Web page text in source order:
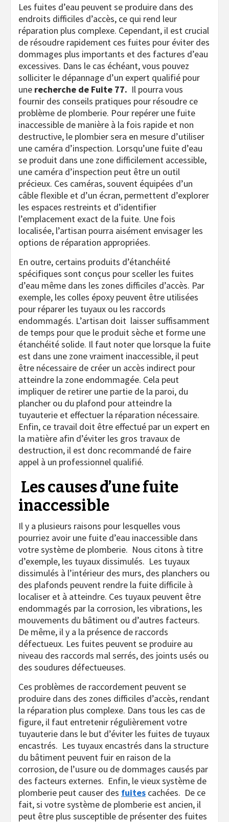
Les fuites d’eau peuvent se produire dans des
endroits difficiles d’accès, ce qui rend leur
réparation plus complexe. Cependant, il est crucial
de résoudre rapidement ces fuites pour éviter des
dommages plus importants et des factures d’eau
excessives. Dans le cas échéant, vous pouvez
solliciter le dépannage d’un expert qualifié pour
une recherche de Fuite 77. Il pourra vous
fournir des conseils pratiques pour résoudre ce
problème de plomberie. Pour repérer une fuite
inaccessible de manière à la fois rapide et non
destructive, le plombier sera en mesure d’utiliser
une caméra d’inspection. Lorsqu’une fuite d’eau
se produit dans une zone difficilement accessible,
une caméra d’inspection peut être un outil
précieux. Ces caméras, souvent équipées d’un
câble flexible et d’un écran, permettent d’explorer
les espaces restreints et d’identifier
l’emplacement exact de la fuite. Une fois
localisée, l’artisan pourra aisément envisager les
options de réparation appropriées.
En outre, certains produits d’étanchéité
spécifiques sont conçus pour sceller les fuites
d’eau même dans les zones difficiles d’accès. Par
exemple, les colles époxy peuvent être utilisées
pour réparer les tuyaux ou les raccords
endommagés. L’artisan doit laisser suffisamment
de temps pour que le produit sèche et forme une
étanchéité solide. Il faut noter que lorsque la fuite
est dans une zone vraiment inaccessible, il peut
être nécessaire de créer un accès indirect pour
atteindre la zone endommagée. Cela peut
impliquer de retirer une partie de la paroi, du
plancher ou du plafond pour atteindre la
tuyauterie et effectuer la réparation nécessaire.
Enfin, ce travail doit être effectué par un expert en
la matière afin d’éviter les gros travaux de
destruction, il est donc recommandé de faire
appel à un professionnel qualifié.
Les causes d’une fuite
inaccessible
Il y a plusieurs raisons pour lesquelles vous
pourriez avoir une fuite d’eau inaccessible dans
votre système de plomberie. Nous citons à titre
d’exemple, les tuyaux dissimulés. Les tuyaux
dissimulés à l’intérieur des murs, des planchers ou
des plafonds peuvent rendre la fuite difficile à
localiser et à atteindre. Ces tuyaux peuvent être
endommagés par la corrosion, les vibrations, les
mouvements du bâtiment ou d’autres facteurs.
De même, il y a la présence de raccords
défectueux. Les fuites peuvent se produire au
niveau des raccords mal serrés, des joints usés ou
des soudures défectueuses.
Ces problèmes de raccordement peuvent se
produire dans des zones difficiles d’accès, rendant
la réparation plus complexe. Dans tous les cas de
figure, il faut entretenir régulièrement votre
tuyauterie dans le but d’éviter les fuites de tuyaux
encastrés. Les tuyaux encastrés dans la structure
du bâtiment peuvent fuir en raison de la
corrosion, de l’usure ou de dommages causés par
des facteurs externes. Enfin, le vieux système de
plomberie peut causer des fuites cachées. De ce
fait, si votre système de plomberie est ancien, il
peut être plus susceptible de présenter des fuites